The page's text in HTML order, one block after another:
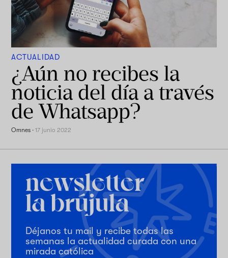
ACTUALIDAD
¿Aún no recibes la
noticia del día a través
de Whatsapp?
Omnes ·17 junio 2022
Déjanos tu mail y recibe todas las
semanas la actualidad curada con una
mirada católica